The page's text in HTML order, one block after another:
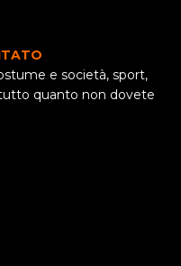
e società, sport,
quanto non dovete